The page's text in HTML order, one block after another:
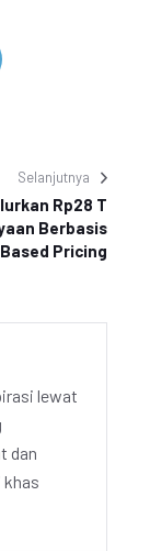
Selanjutnya
Rp28 T
Berbasis
Pricing
lewat
dan
khas